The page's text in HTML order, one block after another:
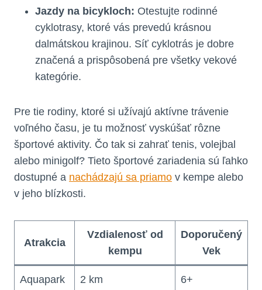
Jazdy na bicykloch: Otestujte rodinné
cyklotrasy, ktoré vás prevedú krásnou
dalmátskou krajinou. Síť cyklotrás je dobre
značená a prispôsobená pre všetky vekové
kategórie.
Pre tie rodiny, ktoré si užívajú aktívne trávenie
voľného času, je tu možnosť vyskúšať rôzne
športové aktivity. Čo tak si zahrať tenis, volejbal
alebo minigolf? Tieto športové zariadenia sú ľahko
dostupné a nachádzajú sa priamo v kempe alebo
v jeho blízkosti.
Atrakcia
Vzdialenosť od
kempu
Doporučený
Vek
Aquapark 2 km 6+